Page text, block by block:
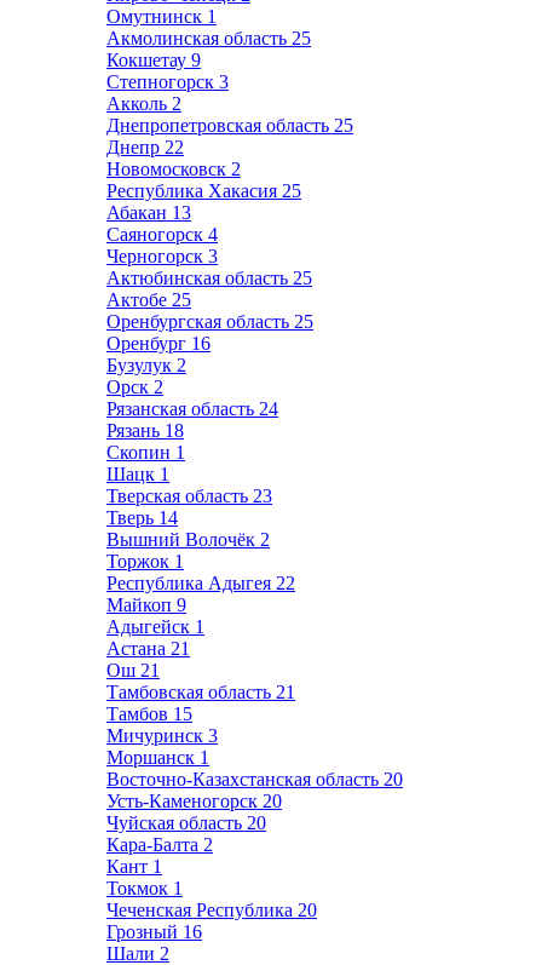
Омутнинск 1
Акмолинская область 25
Кокшетау 9
Степногорск 3
Акколь 2
Днепропетровская область 25
Днепр 22
Новомосковск 2
Республика Хакасия 25
Абакан 13
Саяногорск 4
Черногорск 3
Актюбинская область 25
Актобе 25
Оренбургская область 25
Оренбург 16
Бузулук 2
Орск 2
Рязанская область 24
Рязань 18
Скопин 1
Шацк 1
Тверская область 23
Тверь 14
Вышний Волочёк 2
Торжок 1
Республика Адыгея 22
Майкоп 9
Адыгейск 1
Астана 21
Ош 21
Тамбовская область 21
Тамбов 15
Мичуринск 3
Моршанск 1
Восточно-Казахстанская область 20
Усть-Каменогорск 20
Чуйская область 20
Кара-Балта 2
Кант 1
Токмок 1
Чеченская Республика 20
Грозный 16
Шали 2